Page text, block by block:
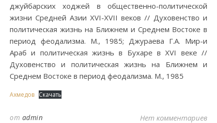
джуйбарских ходжей в общественно-политической
жизни Средней Азии XVI-XVII веков // Духовенство и
политическая жизнь на Ближнем и Среднем Востоке в
период феодализма. М., 1985; Джураева Г.А. Мир-и
Араб и политическая жизнь в Бухаре в XVI веке //
Духовенство и политическая жизнь на Ближнем и
Среднем Востоке в период феодализма. М., 1985
Ахмедов Скачать
от admin Нет комментариев